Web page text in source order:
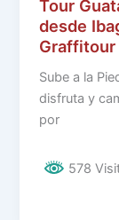
Tour
desde
Sube a la
disfruta y
por
578